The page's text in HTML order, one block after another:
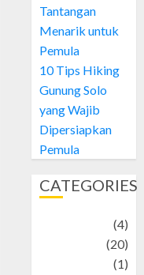
Tantangan
Menarik untuk
Pemula
10 Tips Hiking
Gunung Solo
yang Wajib
Dipersiapkan
Pemula
CATEGORIES
(4)
(20)
(1)